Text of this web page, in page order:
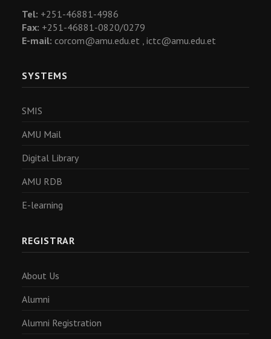
Tel: +251-46881-4986
Fax: +251-46881-0820/0279
E-mail: corcom@amu.edu.et , ictc@amu.edu.et
SYSTEMS
SMIS
AMU Mail
Digital Library
AMU RDB
E-learning
REGISTRAR
About Us
Alumni
Alumni Registration